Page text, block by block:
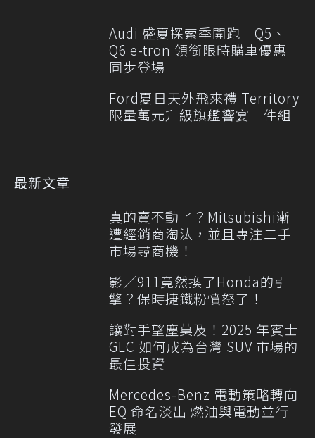
Audi 盛夏探索季開跑 Q5、
Q6 e-tron 領銜限時購車優惠
同步登場
Ford夏日天外飛來禮 Territory
限量萬元升級旗艦響宴三件組
最新文章
真的賣不動了？Mitsubishi漸
遭經銷商淘汰，並且專注二手
市場尋商機！
影／911竟然換了Honda的引
擎？保時捷鐵粉憤怒了！
讓對手望塵莫及！2025 年賓士
GLC 如何成為台灣 SUV 市場的
最佳投資
Mercedes-Benz 電動策略轉向
EQ 命名淡出 燃油與電動並行
發展